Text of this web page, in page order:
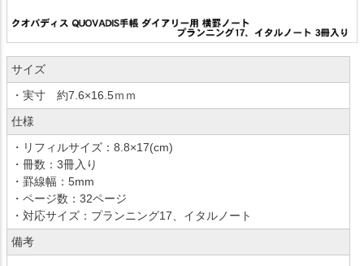
サイズ
・実寸 約7.6×16.5ｍｍ
仕様
・リフィルサイズ：8.8×17(cm)
・冊数：3冊入り
・罫線幅：5mm
・ページ数：32ページ
・対応サイズ：プランニング17、イタルノート
備考